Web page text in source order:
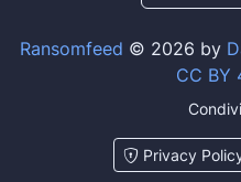
Ransomfeed © 2026 by
CC BY
Privacy